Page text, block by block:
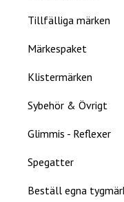
Tillfälliga märken
Märkespaket
Klistermärken
Sybehör & Övrigt
Glimmis - Reflexer
Spegatter
Beställ egna